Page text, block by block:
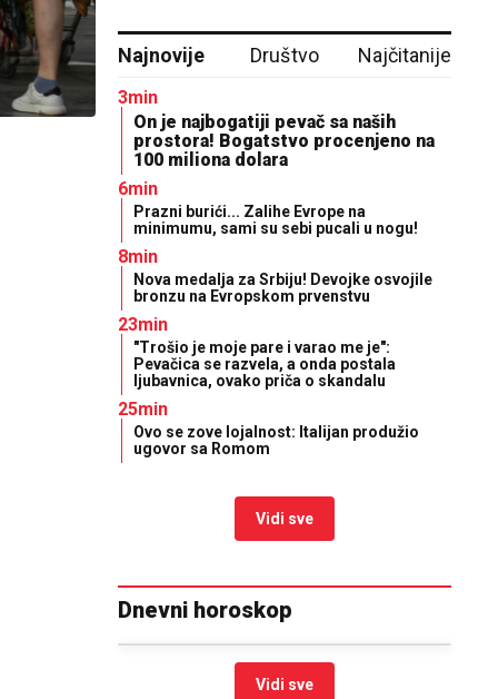
Najnovije Društvo Najčitanije
3min
On je najbogatiji pevač sa naših
prostora! Bogatstvo procenjeno na
100 miliona dolara
6min
Prazni burići... Zalihe Evrope na
minimumu, sami su sebi pucali u nogu!
8min
Nova medalja za Srbiju! Devojke osvojile
bronzu na Evropskom prvenstvu
23min
"Trošio je moje pare i varao me je":
Pevačica se razvela, a onda postala
ljubavnica, ovako priča o skandalu
25min
Ovo se zove lojalnost: Italijan produžio
ugovor sa Romom
Vidi sve
Dnevni horoskop
Vidi sve